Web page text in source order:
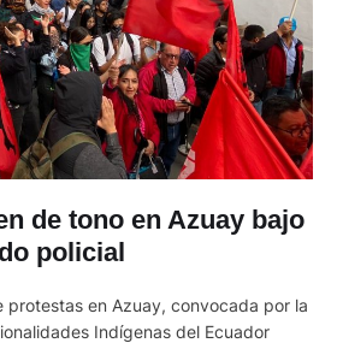
de tono en Azuay bajo
policial
protestas en Azuay, convocada por la
Indígenas del Ecuador